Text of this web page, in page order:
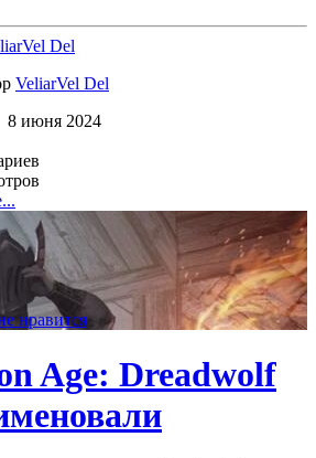
VeliarVel Del
8 июня 2024
Age: Dreadwolf